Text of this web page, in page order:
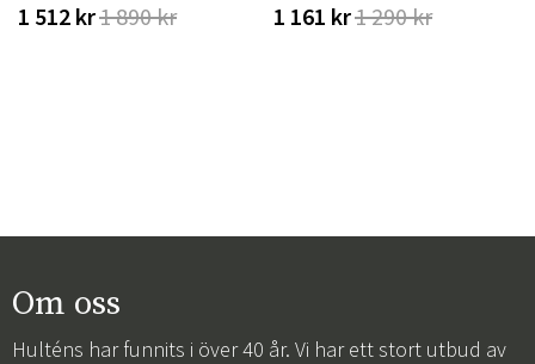
1 512 kr1 890 kr 1 161 kr1 290 kr
Om oss
Hulténs har funnits i över 40 år. Vi har ett stort utbud av